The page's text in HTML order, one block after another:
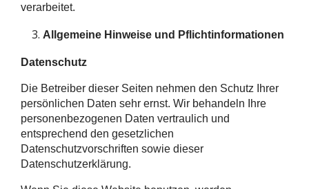
verarbeitet.
Allgemeine Hinweise und Pflichtinformationen
Datenschutz
Die Betreiber dieser Seiten nehmen den Schutz Ihrer
persönlichen Daten sehr ernst. Wir behandeln Ihre
personenbezogenen Daten vertraulich und
entsprechend den gesetzlichen
Datenschutzvorschriften sowie dieser
Datenschutzerklärung.